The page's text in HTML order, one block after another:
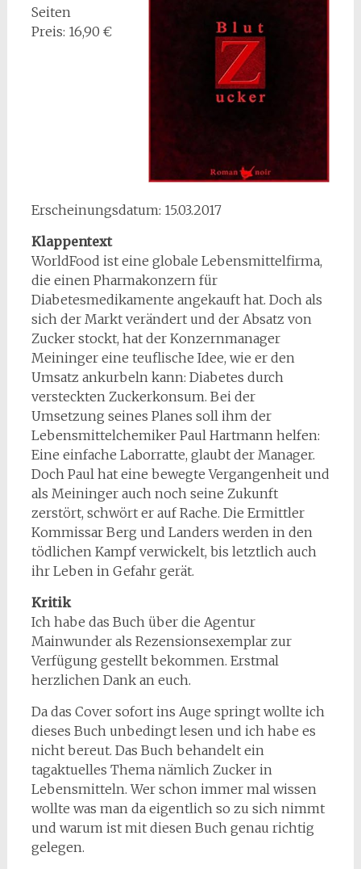
Seiten
Preis: 16,90 €
Erscheinungsdatum: 15.03.2017
Klappentext
WorldFood ist eine globale Lebensmittelfirma,
die einen Pharmakonzern für
Diabetesmedikamente angekauft hat. Doch als
sich der Markt verändert und der Absatz von
Zucker stockt, hat der Konzernmanager
Meininger eine teuflische Idee, wie er den
Umsatz ankurbeln kann: Diabetes durch
versteckten Zuckerkonsum. Bei der
Umsetzung seines Planes soll ihm der
Lebensmittelchemiker Paul Hartmann helfen:
Eine einfache Laborratte, glaubt der Manager.
Doch Paul hat eine bewegte Vergangenheit und
als Meininger auch noch seine Zukunft
zerstört, schwört er auf Rache. Die Ermittler
Kommissar Berg und Landers werden in den
tödlichen Kampf verwickelt, bis letztlich auch
ihr Leben in Gefahr gerät.
Kritik
Ich habe das Buch über die Agentur
Mainwunder als Rezensionsexemplar zur
Verfügung gestellt bekommen. Erstmal
herzlichen Dank an euch.
Da das Cover sofort ins Auge springt wollte ich
dieses Buch unbedingt lesen und ich habe es
nicht bereut. Das Buch behandelt ein
tagaktuelles Thema nämlich Zucker in
Lebensmitteln. Wer schon immer mal wissen
wollte was man da eigentlich so zu sich nimmt
und warum ist mit diesen Buch genau richtig
gelegen.